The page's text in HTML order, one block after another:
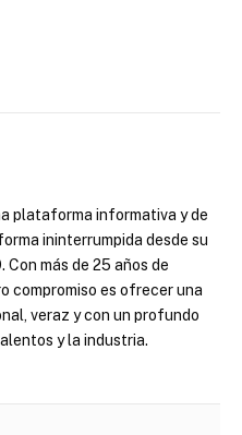
plataforma informativa y de
ininterrumpida desde su
más de 25 años de
compromiso es ofrecer una
veraz y con un profundo
y la industria.